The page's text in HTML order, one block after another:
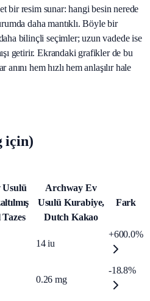
bir resim sunar: hangi besin nerede
daha mantıklı. Böyle bir
bilinçli seçimler; uzun vadede ise
getirir. Ekrandaki grafikler de bu
hem hızlı hem anlaşılır hale
için)
Archway Ev
Usulü Kurabiye,
Dutch Kakao
Fark
14 iu
+600.0%
0.26 mg
-18.8%